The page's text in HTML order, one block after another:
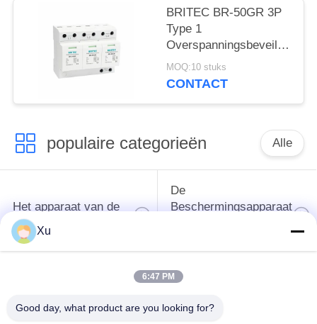
overspanningsafleider
type 1
overspanningsbeveiliging
BRITEC BR-50GR 3P
Type 1
Overspanningsbeveiliging
50ka
Overspanningsbeveiliging
MOQ:10 stuks
CONTACT
populaire categorieën Alle
Het apparaat van de
schommelingsbescherming
De
Beschermingsapparaat
van de 2
Type van
Beschermend
Xu
6:47 PM
Good day, what product are you looking for?